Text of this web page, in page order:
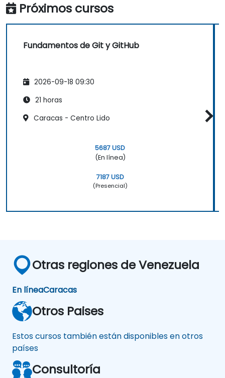
práctica de programación.
Próximos cursos
Fundamentos de Git y GitHub
2026-09-18 09:30
21 horas
Caracas - Centro Lido
5687 USD
(En línea)
7187 USD
(Presencial)
Otras regiones de Venezuela
En líneaCaracas
Otros Paises
Estos cursos también están disponibles en otros
países
Consultoría